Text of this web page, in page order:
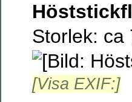
Storlek: ca
[Visa EXIF:]